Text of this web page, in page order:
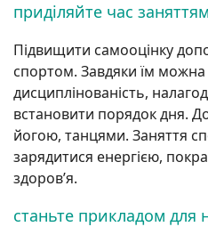
приділяйте час
Підвищити самооцінку
спортом. Завдяки їм
дисциплінованість,
встановити порядок дня.
йогою, танцями. Заняття
зарядитися енергією,
здоров’я.
станьте прикладом для